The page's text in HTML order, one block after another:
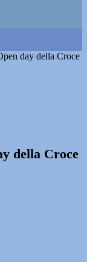
day della Croce
della Croce